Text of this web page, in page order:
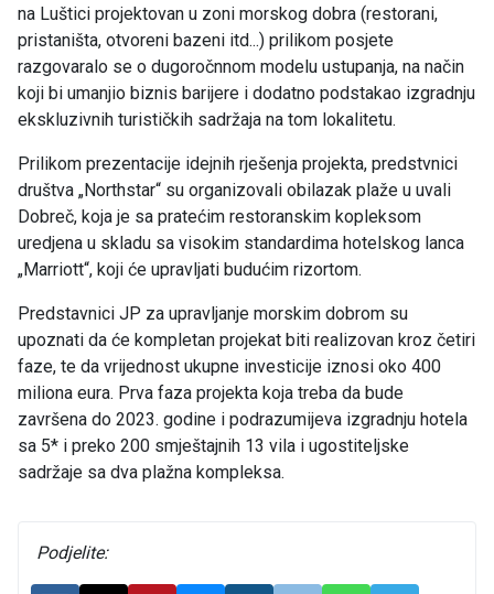
na Luštici projektovan u zoni morskog dobra (restorani,
pristaništa, otvoreni bazeni itd...) prilikom posjete
razgovaralo se o dugoročnnom modelu ustupanja, na način
koji bi umanjio biznis barijere i dodatno podstakao izgradnju
ekskluzivnih turističkih sadržaja na tom lokalitetu.
Prilikom prezentacije idejnih rješenja projekta, predstvnici
društva „Northstar“ su organizovali obilazak plaže u uvali
Dobreč, koja je sa pratećim restoranskim kopleksom
uredjena u skladu sa visokim standardima hotelskog lanca
„Marriott“, koji će upravljati budućim rizortom.
Predstavnici JP za upravljanje morskim dobrom su
upoznati da će kompletan projekat biti realizovan kroz četiri
faze, te da vrijednost ukupne investicije iznosi oko 400
miliona eura. Prva faza projekta koja treba da bude
završena do 2023. godine i podrazumijeva izgradnju hotela
sa 5* i preko 200 smještajnih 13 vila i ugostiteljske
sadržaje sa dva plažna kompleksa.
Podjelite: